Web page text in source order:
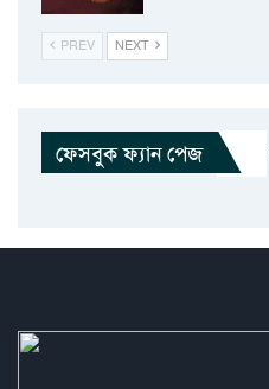
PREV NEXT
ফেসবুক ফ্যান পেজ